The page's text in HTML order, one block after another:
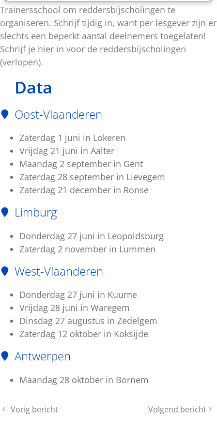
Trainersschool om reddersbijscholingen te
organiseren. Schrijf tijdig in, want per lesgever zijn er
slechts een beperkt aantal deelnemers toegelaten!
Schrijf je hier in voor de reddersbijscholingen
(verlopen).
Data
Oost-Vlaanderen
Zaterdag 1 juni in Lokeren
Vrijdag 21 juni in Aalter
Maandag 2 september in Gent
Zaterdag 28 september in Lievegem
Zaterdag 21 december in Ronse
Limburg
Donderdag 27 juni in Leopoldsburg
Zaterdag 2 november in Lummen
West-Vlaanderen
Donderdag 27 juni in Kuurne
Vrijdag 28 juni in Waregem
Dinsdag 27 augustus in Zedelgem
Zaterdag 12 oktober in Koksijde
Antwerpen
Maandag 28 oktober in Bornem
DeelVorig bericht
Studiedag
Volgend bericht
In